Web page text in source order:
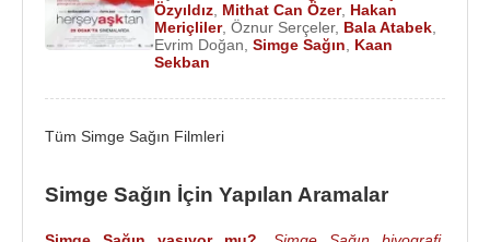
2019 - As Bayrakları (single)
2021 - Sevmek Yüzünden (single)
2022 - Ne Güzel (single)
2023 - Aşkın Olayım (single)
Filmleri:
2016 -Her Şey Aşktan(Simge) (Sinema Filmi )
Özyıldız Mithat Can Özer, Hakan
Meriçliler, Öznur Serçeler, Bala Atabek
Evrim Doğan Simge Sağın
Kaan
Sekban
Tüm Simge Sağın Filmleri
Simge Sağın İçin Yapılan Aramalar